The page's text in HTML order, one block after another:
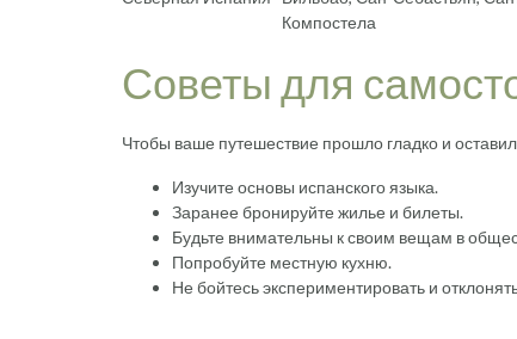
Компостела
Советы для
Чтобы ваше путешествие прошло гладко и
Изучите основы испанского языка.
Заранее бронируйте жилье и билеты.
Будьте внимательны к своим вещам в
Попробуйте местную кухню.
Не бойтесь экспериментировать и